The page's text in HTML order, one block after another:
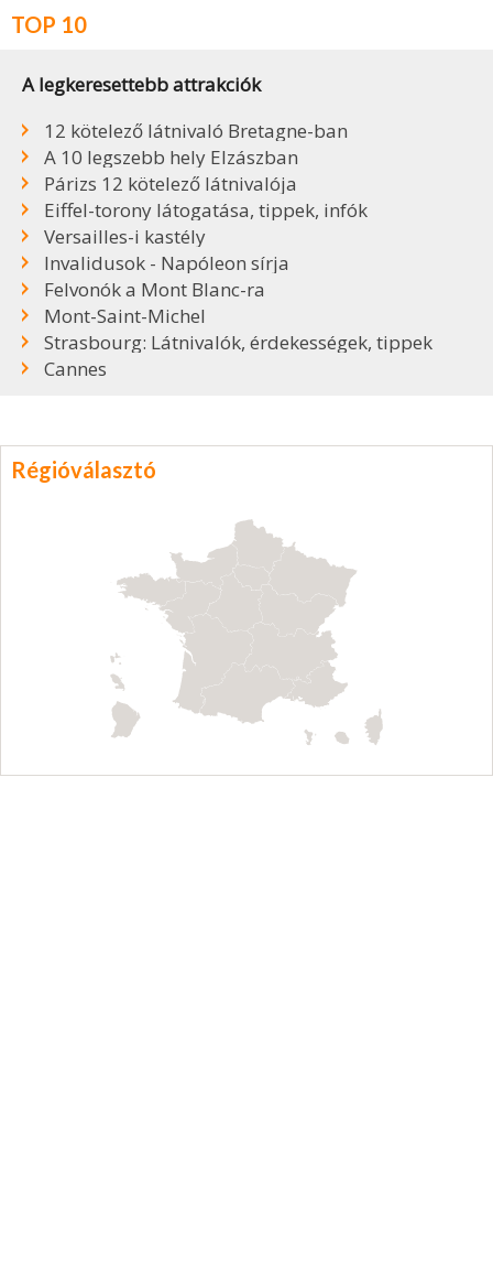
TOP 10
A legkeresettebb attrakciók
12 kötelező látnivaló Bretagne-ban
A 10 legszebb hely Elzászban
Párizs 12 kötelező látnivalója
Eiffel-torony látogatása, tippek, infók
Versailles-i kastély
Invalidusok - Napóleon sírja
Felvonók a Mont Blanc-ra
Mont-Saint-Michel
Strasbourg: Látnivalók, érdekességek, tippek
Cannes
Régióválasztó